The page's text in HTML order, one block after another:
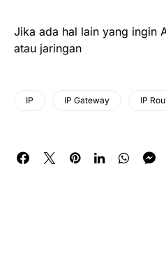
Jika ada hal lain yang ingin
atau jaringan
IP IP Gateway IP